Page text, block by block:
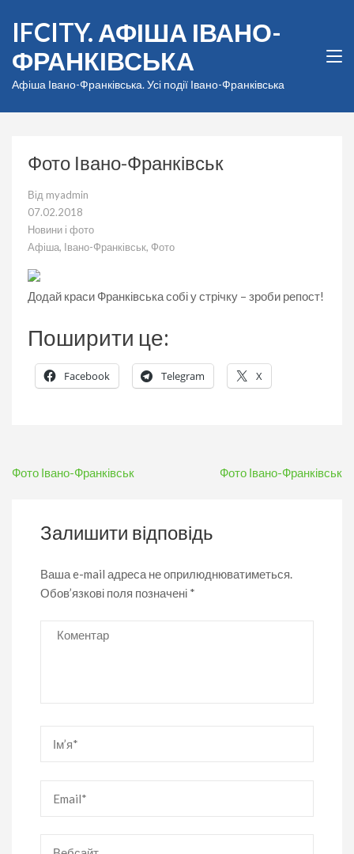
вмісту
(натисніть
Enter)
IFCITY. АФІША ІВАНО-
ФРАНКІВСЬКА
Афіша Івано-Франківська. Усі події Івано-Франківська
Фото Івано-Франківськ
Від myadmin
07.02.2018
Новини і фото
Афіша, Івано-Франківськ, Фото
Додай краси Франківська собі у стрічку – зроби репост!
Поширити це:
Facebook Telegram X
Навігація
Фото Івано-Франківськ Фото Івано-Франківськ
Залишити відповідь
Ваша e-mail адреса не оприлюднюватиметься.
Обов’язкові поля позначені *
Коментар